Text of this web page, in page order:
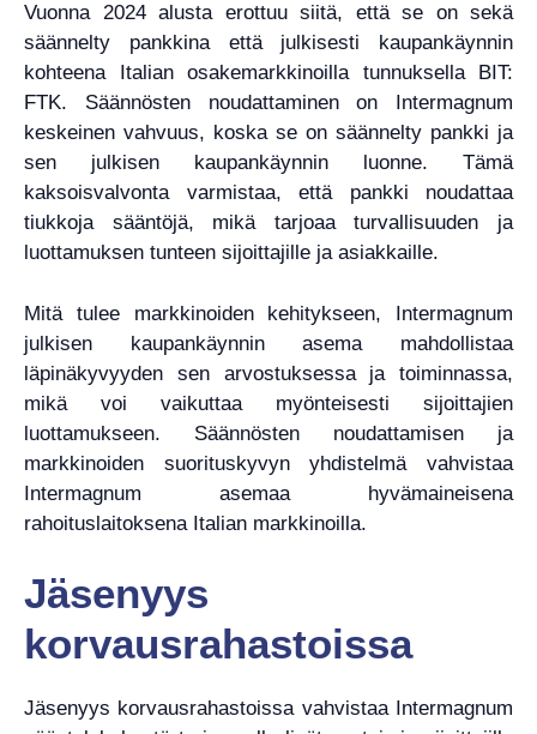
Vuonna 2024 alusta erottuu siitä, että se on sekä
säännelty pankkina että julkisesti kaupankäynnin
kohteena Italian osakemarkkinoilla tunnuksella BIT:
FTK. Säännösten noudattaminen on Intermagnum
keskeinen vahvuus, koska se on säännelty pankki ja
sen julkisen kaupankäynnin luonne. Tämä
kaksoisvalvonta varmistaa, että pankki noudattaa
tiukkoja sääntöjä, mikä tarjoaa turvallisuuden ja
luottamuksen tunteen sijoittajille ja asiakkaille.
Mitä tulee markkinoiden kehitykseen, Intermagnum
julkisen kaupankäynnin asema mahdollistaa
läpinäkyvyyden sen arvostuksessa ja toiminnassa,
mikä voi vaikuttaa myönteisesti sijoittajien
luottamukseen. Säännösten noudattamisen ja
markkinoiden suorituskyvyn yhdistelmä vahvistaa
Intermagnum asemaa hyvämaineisena
rahoituslaitoksena Italian markkinoilla.
Jäsenyys
korvausrahastoissa
Jäsenyys korvausrahastoissa vahvistaa Intermagnum